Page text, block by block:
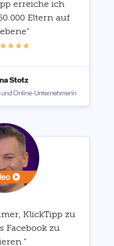
erreiche ich
Eltern auf
Stotz
Online-Unternehmerin
KlickTipp zu
Facebook zu